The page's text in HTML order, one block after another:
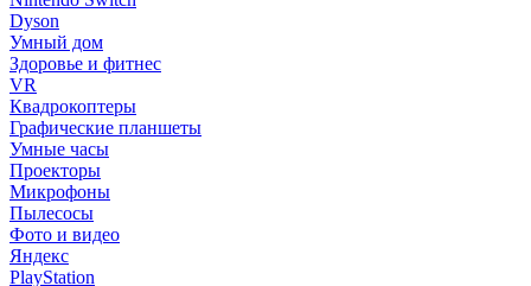
Dyson
Умный дом
Здоровье и фитнес
VR
Квадрокоптеры
Графические планшеты
Умные часы
Проекторы
Микрофоны
Пылесосы
Фото и видео
Яндекс
PlayStation